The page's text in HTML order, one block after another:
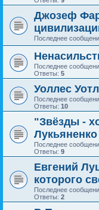
Джозеф
Последнее
Последнее
Ответы: 5
Уоллес
Последнее
Ответы: 10
"Звёзды -
Лукьяненко
Последнее
Ответы: 9
Евгений
которого
Последнее
Ответы: 2